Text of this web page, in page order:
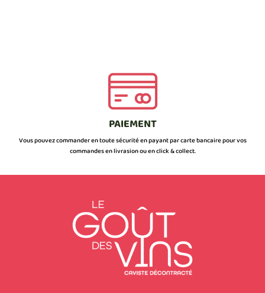
PAIEMENT
Vous pouvez commander en toute sécurité en payant par carte bancaire pour vos
commandes en livrasion ou en click & collect.